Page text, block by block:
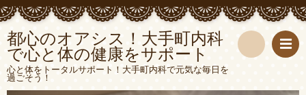
都心のオアシス！大手町内科
で心と体の健康をサポート
心と体をトータルサポート！大手町内科で元気な毎日を
過ごそう！